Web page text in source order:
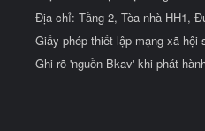
Địa chỉ: Tầng 2, Tòa nhà HH1,
Giấy phép thiết lập mạng xã hội
Ghi rõ 'nguồn Bkav' khi phát